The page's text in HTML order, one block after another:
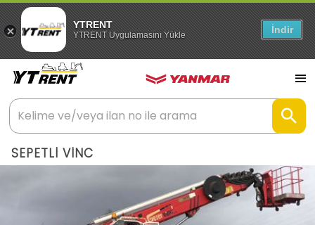
YTRENT
YTRENT Uygulamasını Yükle İndir
SEPETLİ VİNC